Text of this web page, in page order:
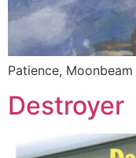
Patience, Moonbeam
Destroyer